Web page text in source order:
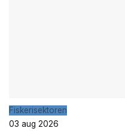
Fiskerisektoren
03 aug 2026